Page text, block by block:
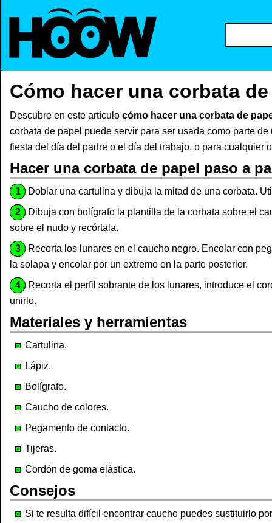
Cómo hacer una corbata
Descubre en este artículo cómo hacer una corbata de
corbata de papel puede servir para ser usada como parte
fiesta del día del padre o el día del trabajo, o para cualquier
Hacer una corbata de papel paso a
1
Doblar una cartulina y dibuja la mitad de una corbata.
2
Dibuja con bolígrafo la plantilla de la corbata sobre el
sobre el nudo y recórtala.
3
Recorta los lunares en el caucho negro. Encolar con
la solapa y encolar por un extremo en la parte posterior.
4
Recorta el perfil sobrante de los lunares, introduce el
unirlo.
Materiales y herramientas
Cartulina.
Lápiz.
Bolígrafo.
Caucho de colores.
Pegamento de contacto.
Tijeras.
Cordón de goma elástica.
Consejos
Si te resulta difícil encontrar caucho puedes sustituirlo